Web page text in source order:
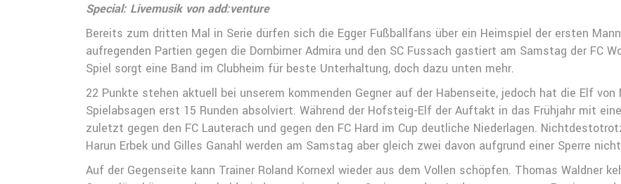
Special: Livemusik von add:venture
Bereits zum dritten Mal in Serie dürfen sich die Egger Fußballfans über ein Heimspiel der ersten
aufregenden Partien gegen die Dornbirner Admira und den SC Fussach gastiert am Samstag der FC
Spiel sorgt eine Band im Clubheim für beste Unterhaltung, doch dazu unten mehr.
22 Punkte stehen aktuell bei unserem kommenden Gegner auf der Habenseite, jedoch hat die Elf
Spielabsagen erst 15 Runden absolviert. Während der Hofsteig-Elf der Auftakt in das Frühjahr mit
zuletzt gegen den FC Lauterach und gegen den FC Hard im Cup deutliche Niederlagen.
Harun Erbek und Gilles Ganahl werden am Samstag aber gleich zwei davon aufgrund einer Sperre
Auf der Gegenseite kann Trainer Roland Kornexl wieder aus dem Vollen schöpfen. Thomas Waldner